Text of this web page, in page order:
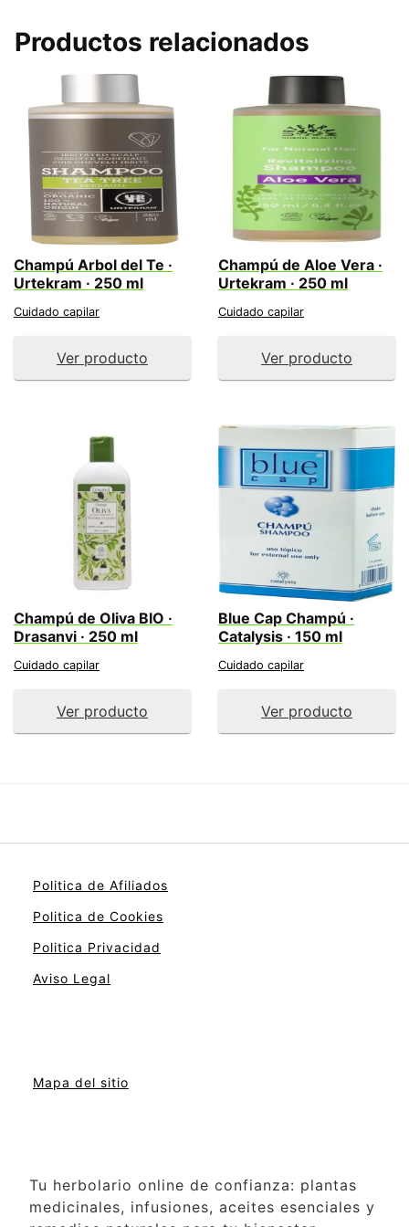
Productos relacionados
Champú Arbol del Te ·
Urtekram · 250 ml
Cuidado capilar
Ver producto
Champú de Aloe Vera ·
Urtekram · 250 ml
Cuidado capilar
Ver producto
Champú de Oliva BIO ·
Drasanvi · 250 ml
Cuidado capilar
Ver producto
Blue Cap Champú ·
Catalysis · 150 ml
Cuidado capilar
Ver producto
Politica de Afiliados
Politica de Cookies
Politica Privacidad
Aviso Legal
Mapa del sitio
Tu herbolario online de confianza: plantas
medicinales, infusiones, aceites esenciales y